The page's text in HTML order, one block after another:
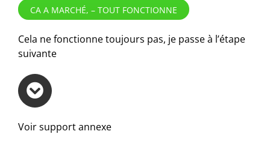
CA A MARCHÉ, – TOUT FONCTIONNE
Cela ne fonctionne toujours pas, je passe à l’étape
suivante
Voir support annexe